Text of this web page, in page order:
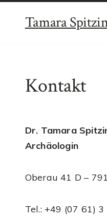
Tamara
Kontakt
Dr. Tamara
Archäologin
Oberau 41 D –
Tel.: +49 (07 61)